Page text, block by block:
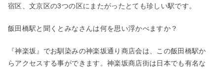
宿区、文京区の3つの区にまたがったとても珍しい駅です。
飯田橋駅と聞くとみなさんは何を思い浮かべますか？
『神楽坂』でお馴染みの神楽坂通り商店会は、この飯田橋駅か
らアクセスする事ができます。神楽坂商店街は日本でも有名な